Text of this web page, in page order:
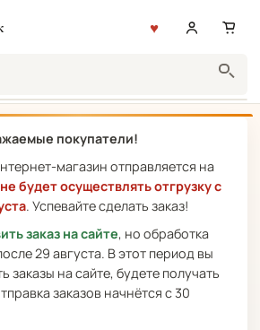
покупатели!
магазин отправляется на
не будет осуществлять отгрузку с
. Успевайте сделать заказ!
заказ на сайте, но обработка
29 августа. В этот период вы
заказы на сайте, будете получать
заказов начнётся с 30